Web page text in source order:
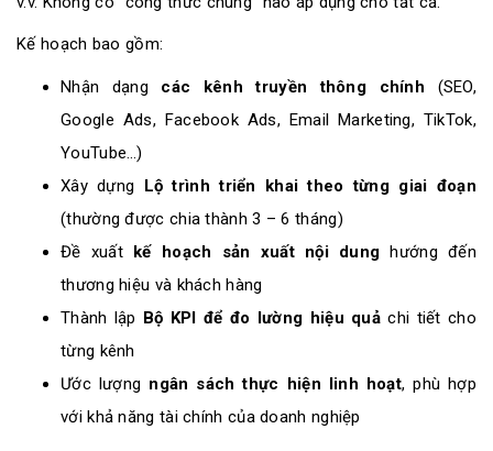
Kế hoạch bao gồm:
Nhận dạng các kênh truyền thông chính (SEO,
Google Ads, Facebook Ads, Email Marketing, TikTok,
YouTube…)
Xây dựng Lộ trình triển khai theo từng giai đoạn
(thường được chia thành 3 – 6 tháng)
Đề xuất kế hoạch sản xuất nội dunghướng đến
thương hiệu và khách hàng
Thành lập Bộ KPI để đo lường hiệu quảchi tiết cho
từng kênh
Ước lượng ngân sách thực hiện linh hoạt, phù hợp
với khả năng tài chính của doanh nghiệp